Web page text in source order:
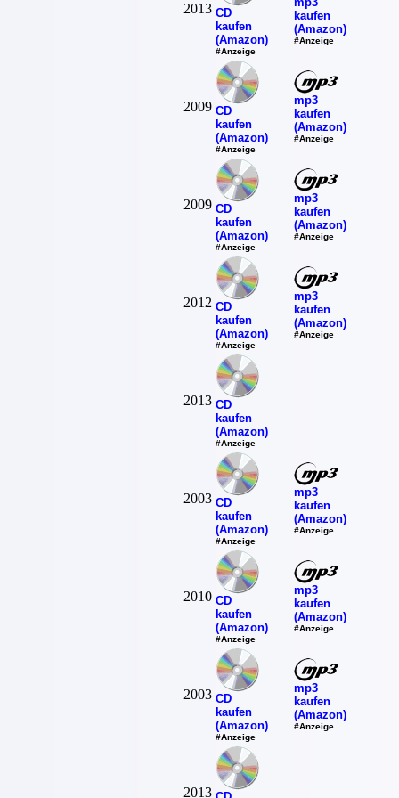
2013 CD
kaufen
(Amazon)
#Anzeige
kaufen
(Amazon)
#Anzeige
2009 CD
kaufen
(Amazon)
#Anzeige
mp3
kaufen
(Amazon)
#Anzeige
2009 CD
kaufen
(Amazon)
#Anzeige
mp3
kaufen
(Amazon)
#Anzeige
2012 CD
kaufen
(Amazon)
#Anzeige
mp3
kaufen
(Amazon)
#Anzeige
2013 CD
kaufen
(Amazon)
#Anzeige
2003 CD
kaufen
(Amazon)
#Anzeige
mp3
kaufen
(Amazon)
#Anzeige
2010 CD
kaufen
(Amazon)
#Anzeige
mp3
kaufen
(Amazon)
#Anzeige
2003 CD
kaufen
(Amazon)
#Anzeige
mp3
kaufen
(Amazon)
#Anzeige
2013